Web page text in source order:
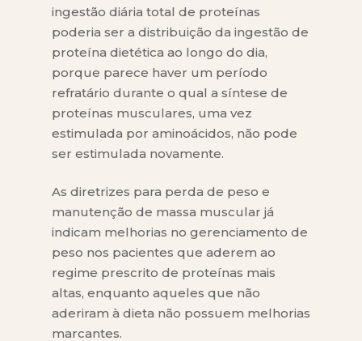
ingestão diária total de proteínas
poderia ser a distribuição da ingestão de
proteína dietética ao longo do dia,
porque parece haver um período
refratário durante o qual a síntese de
proteínas musculares, uma vez
estimulada por aminoácidos, não pode
ser estimulada novamente.
As diretrizes para perda de peso e
manutenção de massa muscular já
indicam melhorias no gerenciamento de
peso nos pacientes que aderem ao
regime prescrito de proteínas mais
altas, enquanto aqueles que não
aderiram à dieta não possuem melhorias
marcantes.